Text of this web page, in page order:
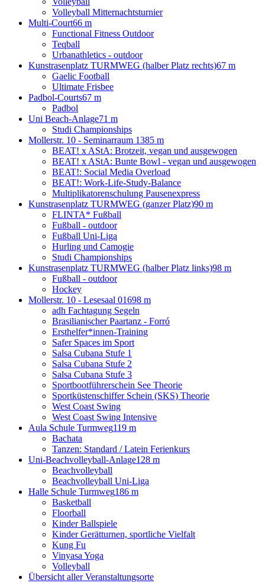
Volleyball Mitternachtsturnier
Multi-Court66 m
Functional Fitness Outdoor
Teqball
Urbanathletics - outdoor
Kunstrasenplatz TURMWEG (halber Platz rechts)67 m
Gaelic Football
Ultimate Frisbee
Padbol-Courts67 m
Padbol
Uni Beach-Anlage71 m
Studi Championships
Mollerstr. 10 - Seminarraum 1385 m
BEAT! x AStA: Brotzeit, vegan und ausgewogen
BEAT! x AStA: Bunte Bowl - vegan und ausgewogen
BEAT!: Social Media Overload
BEAT!: Work-Life-Study-Balance
Multiplikatorenschulung Pausenexpress
Kunstrasenplatz TURMWEG (ganzer Platz)90 m
FLINTA* Fußball
Fußball - outdoor
Fußball Uni-Liga
Hurling und Camogie
Studi Championships
Kunstrasenplatz TURMWEG (halber Platz links)98 m
Fußball - outdoor
Hockey
Mollerstr. 10 - Lesesaal 01698 m
adh Fachtagung Segeln
Brasilianischer Paartanz - Forró
Ersthelfer*innen-Training
Safer Spaces im Sport
Salsa Cubana Stufe 1
Salsa Cubana Stufe 2
Salsa Cubana Stufe 3
Sportbootführerschein See Theorie
Sportküstenschiffer Schein (SKS) Theorie
West Coast Swing
West Coast Swing Intensive
Aula Schule Turmweg119 m
Bachata
Tanzen: Standard / Latein Ferienkurs
Uni-Beachvolleyball-Anlage128 m
Beachvolleyball
Beachvolleyball Uni-Liga
Halle Schule Turmweg186 m
Basketball
Floorball
Kinder Ballspiele
Kinder Gerätturnen, sportliche Vielfalt
Kung Fu
Vinyasa Yoga
Volleyball
Übersicht aller Veranstaltungsorte